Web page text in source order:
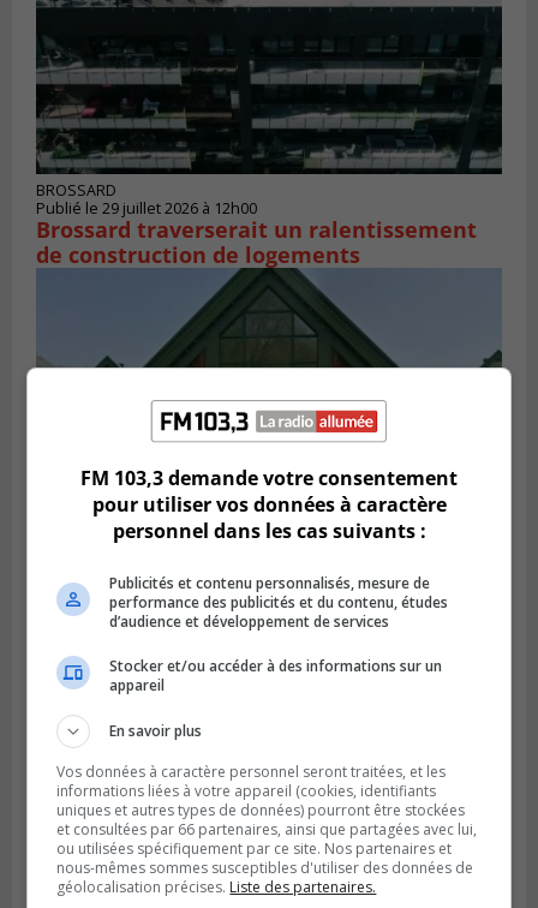
BROSSARD
Publié le 29 juillet 2026 à 12h00
Brossard traverserait un ralentissement
de construction de logements
VIEUX-LONGUEUIL
Publié le 28 juillet 2026 à 07h44
La Tablée des chefs obtient un appui
financier pour poursuivre sa mission
FM 103,3 demande votre consentement
pour utiliser vos données à caractère
personnel dans les cas suivants :
Publicités et contenu personnalisés, mesure de
performance des publicités et du contenu, études
d’audience et développement de services
Stocker et/ou accéder à des informations sur un
appareil
En savoir plus
Vos données à caractère personnel seront traitées, et les
informations liées à votre appareil (cookies, identifiants
uniques et autres types de données) pourront être stockées
et consultées par 66 partenaires, ainsi que partagées avec lui,
ou utilisées spécifiquement par ce site. Nos partenaires et
nous-mêmes sommes susceptibles d'utiliser des données de
géolocalisation précises. Liste des partenaires.